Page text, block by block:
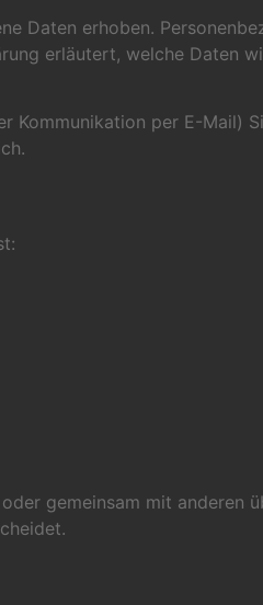
Daten erhoben.
erläutert, welche Daten
per E-Mail)
gemeinsam mit anderen